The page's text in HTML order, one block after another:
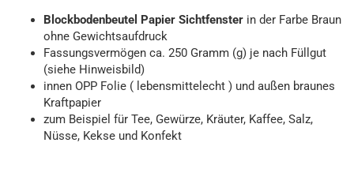
Blockbodenbeutel Papier Sichtfenster in der Farbe Braun
ohne Gewichtsaufdruck
Fassungsvermögen ca. 250 Gramm (g) je nach Füllgut
(siehe Hinweisbild)
innen OPP Folie ( lebensmittelecht ) und außen braunes
Kraftpapier
zum Beispiel für Tee, Gewürze, Kräuter, Kaffee, Salz,
Nüsse, Kekse und Konfekt